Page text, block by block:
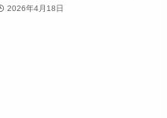
2026年4月18日